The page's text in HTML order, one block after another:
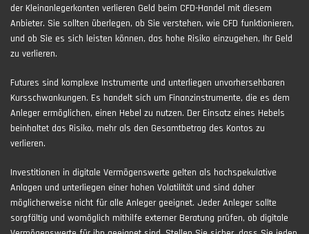
der Kleinanlegerkonten verlieren Geld beim CFD-Handel mit diesem
Anbieter. Sie sollten überlegen, ob Sie verstehen, wie CFD funktionieren,
und ob Sie es sich leisten können, das hohe Risiko einzugehen, Ihr Geld
zu verlieren.
Futures sind komplexe Instrumente und unterliegen unvorhersehbaren
Kursschwankungen. Es handelt sich um Finanzinstrumente, die es dem
Anleger ermöglichen, einen Hebel zu nutzen. Der Einsatz eines Hebels
beinhaltet das Risiko, mehr als den Gesamtbetrag des Kontos zu
verlieren.
Investitionen in digitale Vermögenswerte gelten als hochspekulative
Anlagen und unterliegen einer hohen Volatilität und sind daher
möglicherweise nicht für alle Anleger geeignet. Jeder Anleger sollte
sorgfältig und womöglich mithilfe externer Beratung prüfen, ob digitale